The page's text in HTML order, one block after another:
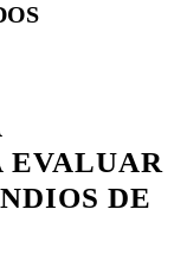
EVALUAR
DE